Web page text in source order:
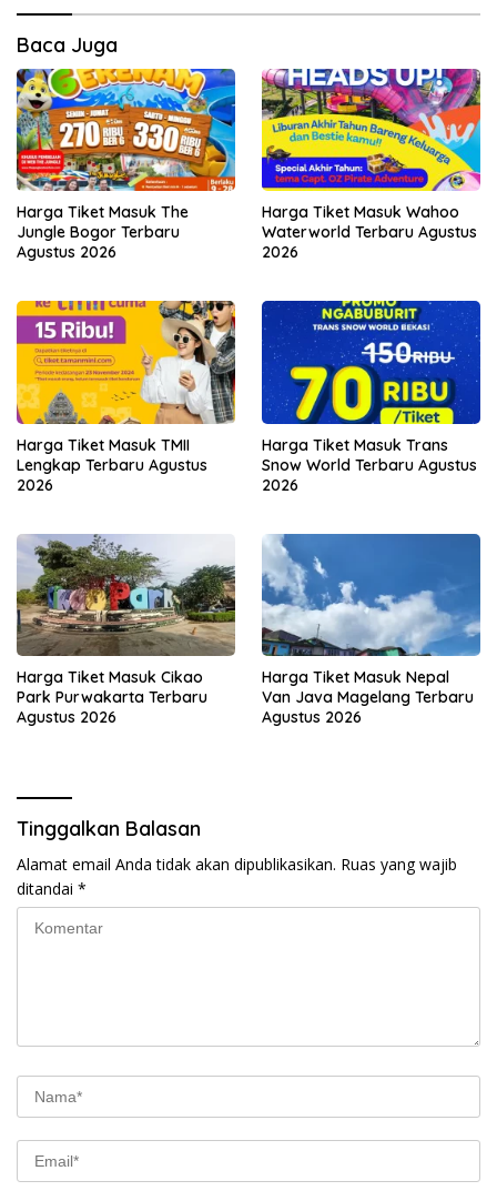
Baca Juga
Harga Tiket Masuk The
Jungle Bogor Terbaru
Agustus 2026
Harga Tiket Masuk Wahoo
Waterworld Terbaru Agustus
2026
Harga Tiket Masuk TMII
Lengkap Terbaru Agustus
2026
Harga Tiket Masuk Trans
Snow World Terbaru Agustus
2026
Harga Tiket Masuk Cikao
Park Purwakarta Terbaru
Agustus 2026
Harga Tiket Masuk Nepal
Van Java Magelang Terbaru
Agustus 2026
Tinggalkan Balasan
Alamat email Anda tidak akan dipublikasikan. Ruas yang wajib
ditandai *